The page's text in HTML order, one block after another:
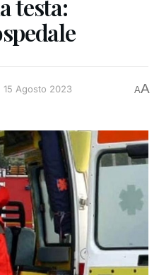
testa:
15 Agosto 2023 AA